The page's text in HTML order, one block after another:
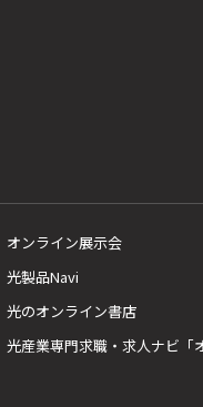
オンライン展示会
光製品Navi
光のオンライン書店
光産業専門求職・求人ナビ「